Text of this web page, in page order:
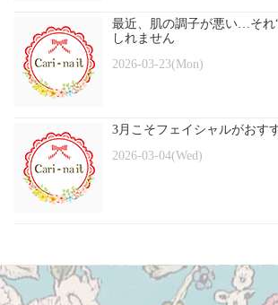
最近、肌の調子が悪い…それ
しれません
2026-03-23(Mon)
3月こそフェイシャルがおす
2026-03-04(Wed)